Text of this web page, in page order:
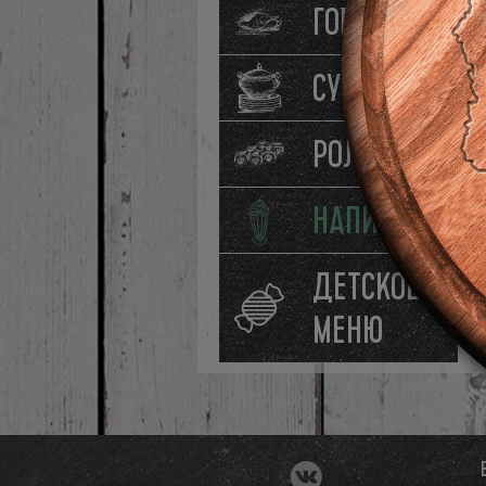
ГОРЯЧЕЕ
СУПЫ
РОЛЛЫ
НАПИТКИ
ДЕТСКОЕ
МЕНЮ